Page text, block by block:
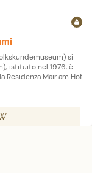
si
istituito nel 1976, è
Mair am Hof.